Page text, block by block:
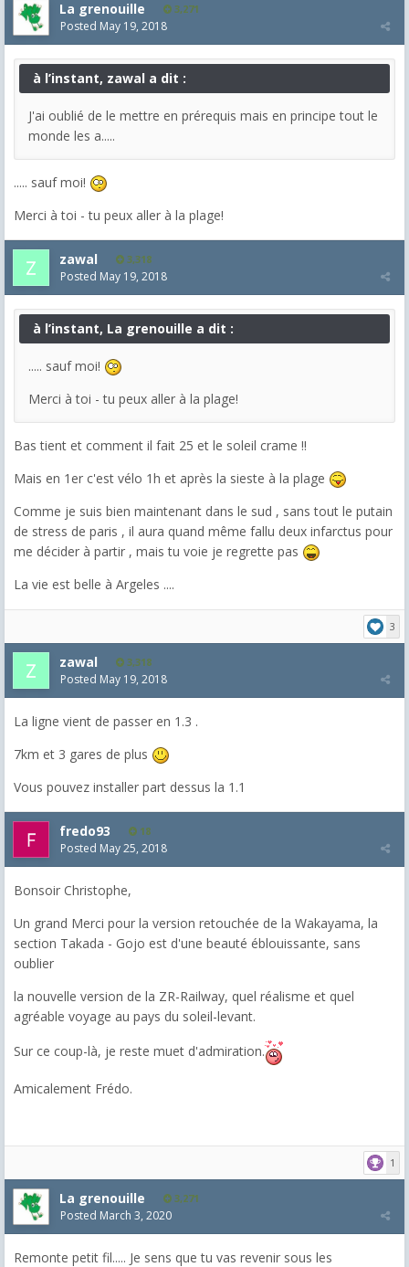
La grenouille 3,271
Posted May 19, 2018
à l’instant, zawal a dit :
J'ai oublié de le mettre en prérequis mais en principe tout le
monde les a.....
..... sauf moi!
Merci à toi - tu peux aller à la plage!
zawal 3,318
Posted May 19, 2018
à l’instant, La grenouille a dit :
..... sauf moi!
Merci à toi - tu peux aller à la plage!
Bas tient et comment il fait 25 et le soleil crame !!
Mais en 1er c'est vélo 1h et après la sieste à la plage
Comme je suis bien maintenant dans le sud , sans tout le putain
de stress de paris , il aura quand même fallu deux infarctus pour
me décider à partir , mais tu voie je regrette pas
La vie est belle à Argeles ....
3
zawal 3,318
Posted May 19, 2018
La ligne vient de passer en 1.3 .
7km et 3 gares de plus
Vous pouvez installer part dessus la 1.1
fredo93 18
Posted May 25, 2018
Bonsoir Christophe,
Un grand Merci pour la version retouchée de la Wakayama, la
section Takada - Gojo est d'une beauté éblouissante, sans
oublier
la nouvelle version de la ZR-Railway, quel réalisme et quel
agréable voyage au pays du soleil-levant.
Sur ce coup-là, je reste muet d'admiration.
Amicalement Frédo.
1
La grenouille 3,271
Posted March 3, 2020
Remonte petit fil..... Je sens que tu vas revenir sous les